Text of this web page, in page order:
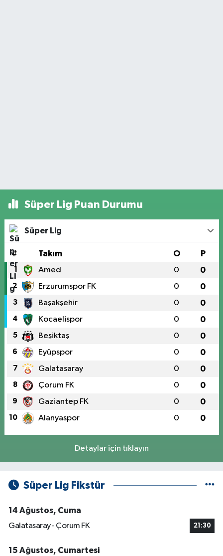
Süper Lig Puan Durumu
Süper Lig
# Takım O P
1 Amed 0 0
2 Erzurumspor FK 0 0
3 Başakşehir 0 0
4 Kocaelispor 0 0
5 Beşiktaş 0 0
6 Eyüpspor 0 0
7 Galatasaray 0 0
8 Çorum FK 0 0
9 Gaziantep FK 0 0
10 Alanyaspor 0 0
Detaylar için tıklayın
Süper Lig Fikstür
14 Ağustos, Cuma
Galatasaray - Çorum FK
21:30
15 Ağustos, Cumartesi